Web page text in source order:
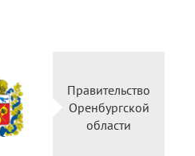
Правительство
Оренбургской
области